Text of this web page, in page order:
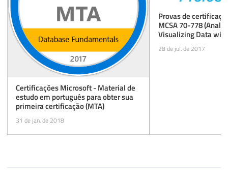
Certificações Microsoft - Material de
estudo em português para obter sua
primeira certificação (MTA)
31 de jan. de 2018
Provas de
MCSA 70-778
Visualizing Data
779 (Analyzing and
with Microsoft
28 de jul. de 2017